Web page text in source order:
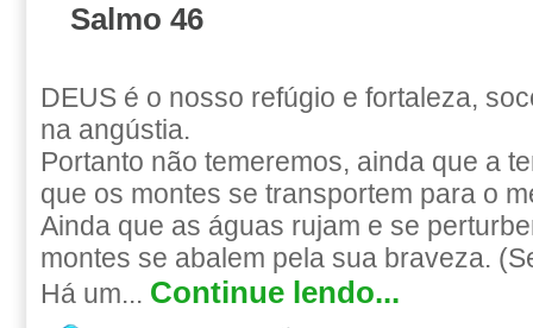
Salmo 46
DEUS é o nosso refúgio e fortaleza,
na angústia.
Portanto não temeremos, ainda que a
que os montes se transportem para o
Ainda que as águas rujam e se
montes se abalem pela sua braveza.
Há um... Continue lendo...